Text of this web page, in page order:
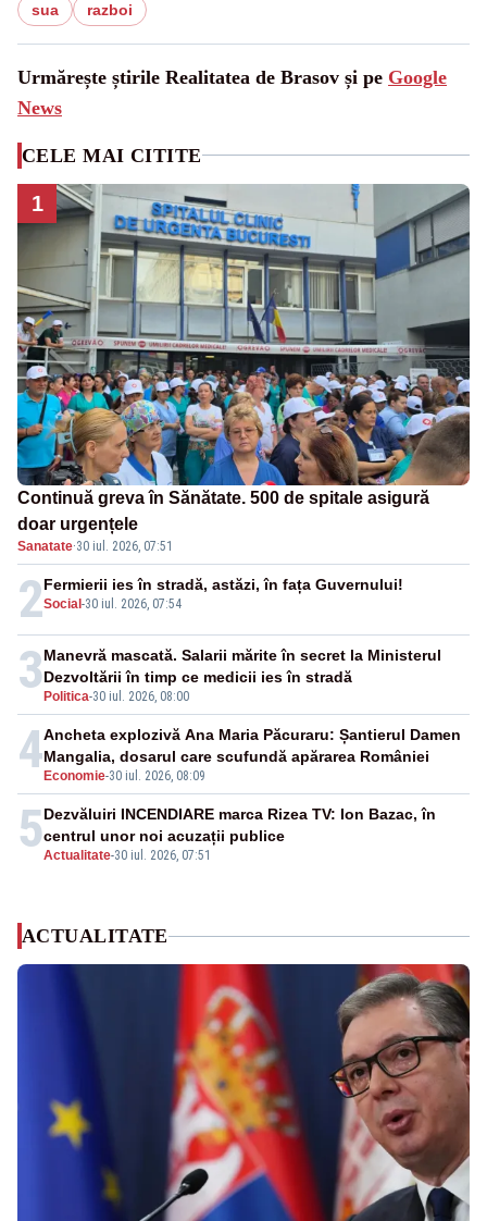
sua
razboi
Urmărește știrile Realitatea de Brasov și pe Google
News
CELE MAI CITITE
1
Continuă greva în Sănătate. 500 de spitale asigură
doar urgențele
Sanatate·30 iul. 2026, 07:51
2Social -30 iul. 2026, 07:54
Fermierii ies în stradă, astăzi, în fața Guvernului!
3 Politica-30 iul. 2026, 08:00
Manevră mascată. Salarii mărite în secret la Ministerul
Dezvoltării în timp ce medicii ies în stradă
4 Economie-30 iul. 2026, 08:09
Ancheta explozivă Ana Maria Păcuraru: Șantierul Damen
Mangalia, dosarul care scufundă apărarea României
5Actualitate-30 iul. 2026, 07:51
Dezvăluiri INCENDIARE marca Rizea TV: Ion Bazac, în
centrul unor noi acuzații publice
ACTUALITATE